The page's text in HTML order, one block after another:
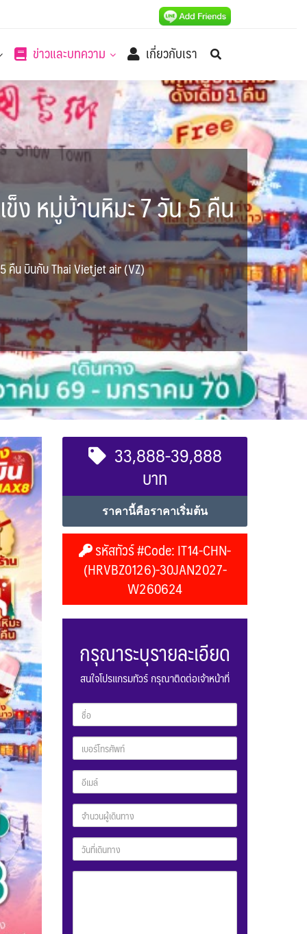
ข่าวและบทความ เกี่ยวกับเรา
ง หมู่บ้านหิมะ 7 วัน 5 คืน
คืน บินกับ Thai Vietjet air (VZ)
33,888-39,888
บาท
ราคานี้คือราคาเริ่มต้น
รหัสทัวร์ #Code: IT14-CHN-
(HRVBZ0126)-30JAN2027-
W260624
กรุณาระบุรายละเอียด
สนใจโปรแกรมทัวร์ กรุณาติดต่อเจ้าหน้าที่